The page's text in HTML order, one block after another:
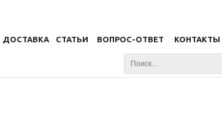
ДОСТАВКА СТАТЬИ ВОПРОС-ОТВЕТ КОНТАКТЫ